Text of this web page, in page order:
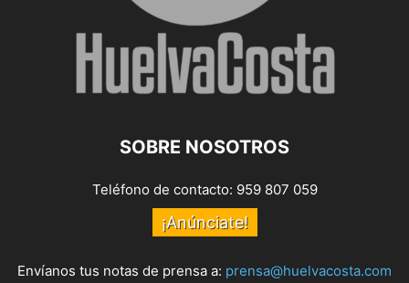
SOBRE NOSOTROS
Teléfono de contacto: 959 807 059
¡Anúnciate!
Envíanos tus notas de prensa a: prensa@huelvacosta.com